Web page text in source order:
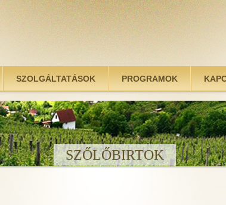
SZOLGÁLTATÁSOK PROGRAMOK
SZŐLŐBIRTOK